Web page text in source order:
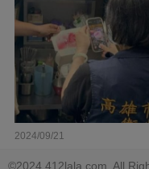
2024/09/21
©2024 412lala.com. All